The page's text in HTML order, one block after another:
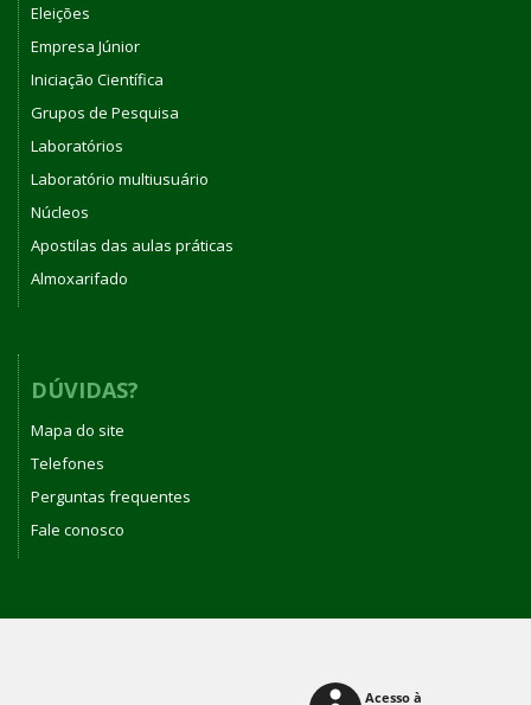
Eleições
Empresa Júnior
Iniciação Científica
Grupos de Pesquisa
Laboratórios
Laboratório multiusuário
Núcleos
Apostilas das aulas práticas
Almoxarifado
DÚVIDAS?
Mapa do site
Telefones
Perguntas frequentes
Fale conosco